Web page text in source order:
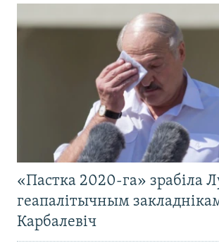
«Пастка 2020-га» зрабіла
геапалітычным
Карбалевіч